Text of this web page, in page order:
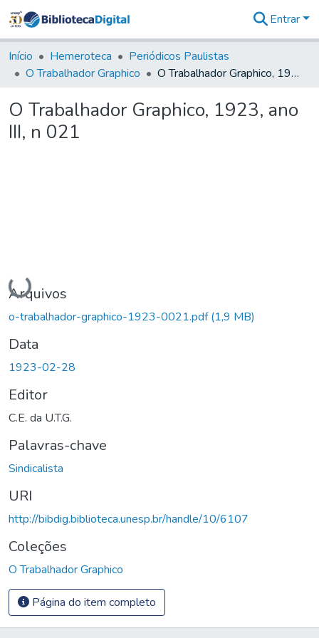
&
Coleções
Tudo na
Digital
Entrar
Início Hemeroteca
Periódicos Paulistas
O Trabalhador Graphico
O Trabalhador Graphico, 1923, ano III, n 021
O Trabalhador Graphico, 1923, ano
III, n 021
Carregando...
Arquivos
o-trabalhador-graphico-1923-0021.pdf(1,9 MB)
Data
1923-02-28
Editor
C.E. da U.T.G.
Palavras-chave
Sindicalista
URI
http://bibdig.biblioteca.unesp.br/handle/10/6107
Coleções
O Trabalhador Graphico
Página do item completo